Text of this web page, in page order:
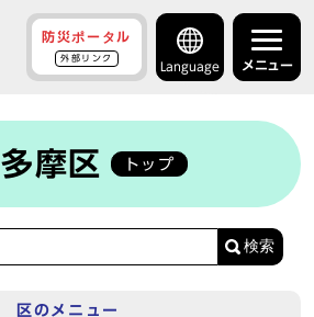
防災ポータル
外部リンク
Language メニュー
多摩区 トップ
検索
区のメニュー